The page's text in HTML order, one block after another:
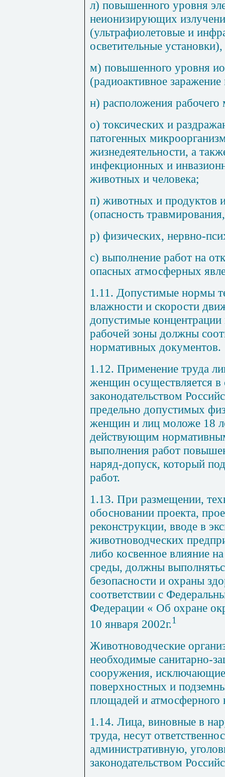
л) повышенного уровня
неионизирующих
(ультрафиолетовые и
осветительные
м) повышенного уровня
(радиоактивное
н) расположения рабочего
о) токсических и
патогенных
жизнедеятельности, а
инфекционных и
животных и человека;
п) животных и продуктов
(опасность
р) физических, нервно-
с) выполнение работ на
опасных атмосферных
1.11. Допустимые нормы
влажности и скорости
допустимые
рабочей зоны должны
нормативных документов.
1.12. Применение труда
женщин осуществляется в
законодательством
предельно допустимых
женщин и лиц моложе 18
действующим
выполнения работ
наряд-допуск, который
работ.
1.13. При размещении,
обосновании проекта,
реконструкции, вводе в
животноводческих
либо косвенное влияние
среды, должны
безопасности и охраны
соответствии с
Федерации « Об охране
10 января 2002г.1
Животноводческие
необходимые санитарно-
сооружения, исключающие
поверхностных и
площадей и атмосферного
1.14. Лица, виновные в
труда, несут
административную,
законодательством